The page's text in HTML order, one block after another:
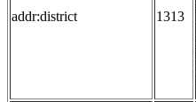
addr:district 1313